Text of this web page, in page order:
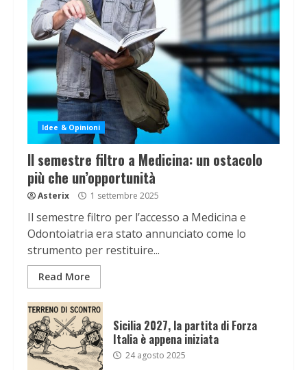
Idee & Opinioni
Il semestre filtro a Medicina: un ostacolo
più che un’opportunità
Asterix 1 settembre 2025
Il semestre filtro per l’accesso a Medicina e
Odontoiatria era stato annunciato come lo
strumento per restituire...
Read More
Sicilia 2027, la partita di Forza
Italia è appena iniziata
24 agosto 2025